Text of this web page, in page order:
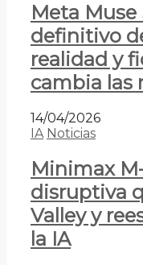
Meta Muse
definitivo
realidad y
cambia las
14/04/2026
IA Noticias
Minimax
disruptiva
Valley y
la IA